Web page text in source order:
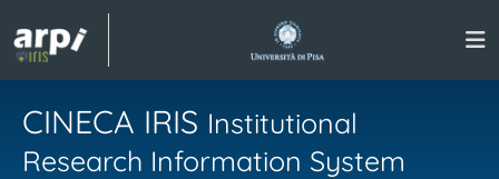
CINECA IRIS Institutional
Research Information System